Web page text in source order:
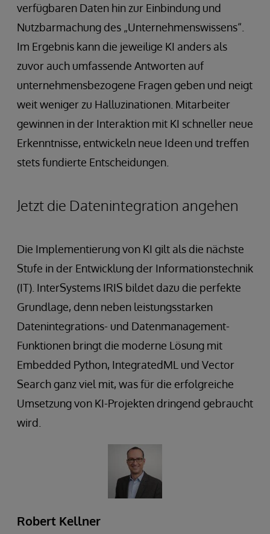
verfügbaren Daten hin zur Einbindung und
Nutzbarmachung des „Unternehmenswissens“.
Im Ergebnis kann die jeweilige KI anders als
zuvor auch umfassende Antworten auf
unternehmensbezogene Fragen geben und neigt
weit weniger zu Halluzinationen. Mitarbeiter
gewinnen in der Interaktion mit KI schneller neue
Erkenntnisse, entwickeln neue Ideen und treffen
stets fundierte Entscheidungen.
Jetzt die Datenintegration angehen
Die Implementierung von KI gilt als die nächste
Stufe in der Entwicklung der Informationstechnik
(IT). InterSystems IRIS bildet dazu die perfekte
Grundlage, denn neben leistungsstarken
Datenintegrations- und Datenmanagement-
Funktionen bringt die moderne Lösung mit
Embedded Python, IntegratedML und Vector
Search ganz viel mit, was für die erfolgreiche
Umsetzung von KI-Projekten dringend gebraucht
wird.
Robert Kellner